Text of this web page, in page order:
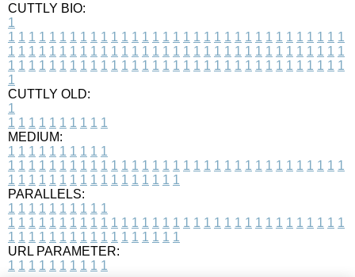
CUTTLY BIO:
1
1 1 1 1 1 1 1 1 1 1 1 1 1 1 1 1 1 1 1 1 1 1 1 1 1 1 1 1 1 1 1 1 1
1 1 1 1 1 1 1 1 1 1 1 1 1 1 1 1 1 1 1 1 1 1 1 1 1 1 1 1 1 1 1 1 1
1 1 1 1 1 1 1 1 1 1 1 1 1 1 1 1 1 1 1 1 1 1 1 1 1 1 1 1 1 1 1 1 1
1
CUTTLY OLD:
1
1 1 1 1 1 1 1 1 1 1
MEDIUM:
1 1 1 1 1 1 1 1 1 1
1 1 1 1 1 1 1 1 1 1 1 1 1 1 1 1 1 1 1 1 1 1 1 1 1 1 1 1 1 1 1 1 1
1 1 1 1 1 1 1 1 1 1 1 1 1 1 1 1 1
PARALLELS:
1 1 1 1 1 1 1 1 1 1
1 1 1 1 1 1 1 1 1 1 1 1 1 1 1 1 1 1 1 1 1 1 1 1 1 1 1 1 1 1 1 1 1
1 1 1 1 1 1 1 1 1 1 1 1 1 1 1 1 1
URL PARAMETER:
1 1 1 1 1 1 1 1 1 1